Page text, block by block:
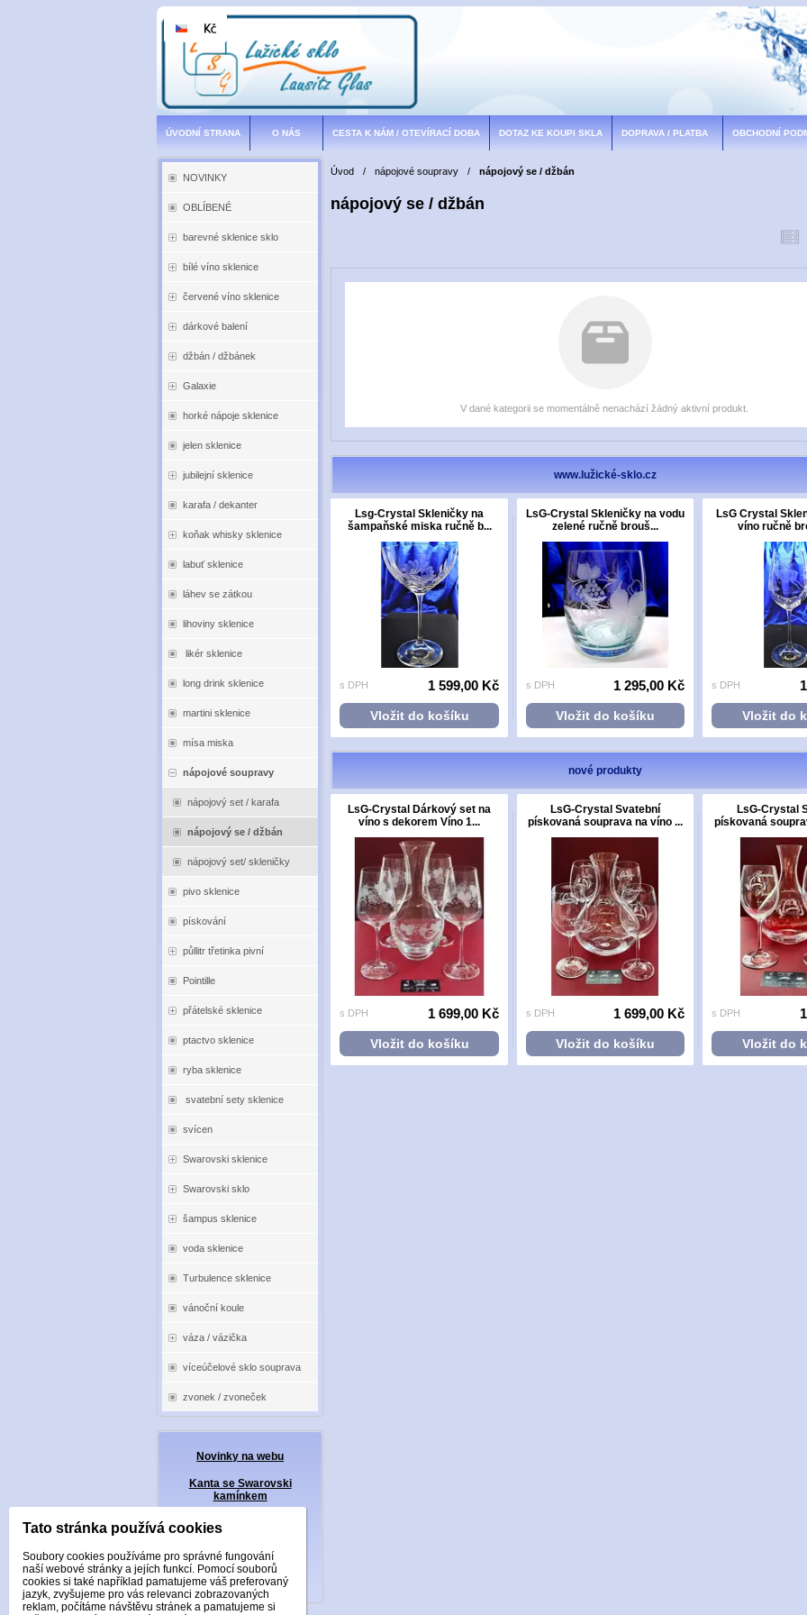
ÚVODNÍ STRANA O NÁS CESTA K NÁM / OTEVÍRACÍ DOBA DOTAZ KE KOUPI SKLA DOPRAVA / PLATBA OBCHODNÍ
NOVINKY
OBLÍBENÉ
barevné sklenice sklo
bílé víno sklenice
červené víno sklenice
dárkové balení
džbán / džbánek
Galaxie
horké nápoje sklenice
jelen sklenice
jubilejní sklenice
karafa / dekanter
koňak whisky sklenice
labuť sklenice
láhev se zátkou
lihoviny sklenice
likér sklenice
long drink sklenice
martini sklenice
mísa miska
nápojové soupravy
nápojový set / karafa
nápojový se / džbán
nápojový set/ skleničky
pivo sklenice
pískování
půllitr třetinka pivní
Pointille
přátelské sklenice
ptactvo sklenice
ryba sklenice
svatební sety sklenice
svícen
Swarovski sklenice
Swarovski sklo
šampus sklenice
voda sklenice
Turbulence sklenice
vánoční koule
váza / vázička
víceúčelové sklo souprava
zvonek / zvoneček
Novinky na webu
Kanta se Swarovski
kamínkem
MIX barevných sklenic
Zajímavé produkty
Velkoobchod
Úvod / nápojové soupravy / nápojový se / džbán
nápojový se / džbán
V dané kategorii se momentálně nenachází žádný aktivní produkt.
www.lužické-sklo.cz
Lsg-Crystal Skleničky na
šampaňské miska ručně b...
s DPH 1 599,00 Kč
Vložit do košíku
LsG-Crystal Skleničky na vodu
zelené ručně brouš...
s DPH 1 295,00 Kč
Vložit do košíku
LsG Crystal
víno ručně
s DPH
Vložit do
nové produkty
LsG-Crystal Dárkový set na
víno s dekorem Víno 1...
s DPH 1 699,00 Kč
Vložit do košíku
LsG-Crystal Svatební
pískovaná souprava na víno ...
s DPH 1 699,00 Kč
Vložit do košíku
LsG-Crystal
pískovaná
s DPH
Vložit do
Tato stránka používá cookies
Soubory cookies používáme pro správné fungování
naší webové stránky a jejích funkcí. Pomocí souborů
cookies si také například pamatujeme váš preferovaný
jazyk, zvyšujeme pro vás relevanci zobrazovaných
reklam, počítáme návštěvu stránek a pamatujeme si